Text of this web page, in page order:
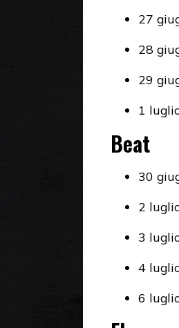
27
28
29
1
Beat
30
2
3
4
6